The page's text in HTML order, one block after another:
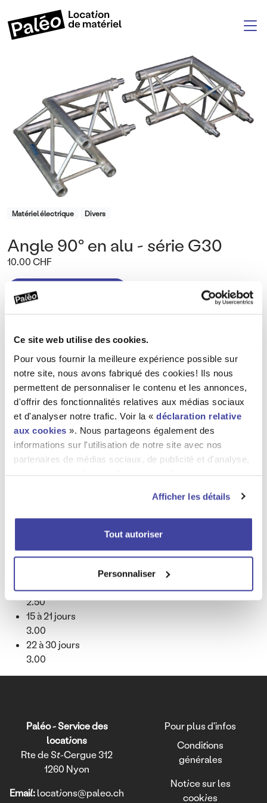
Ce site web utilise des cookies.
Pour vous fournir la meilleure expérience possible sur
notre site, nous avons fabriqué des cookies! Ils nous
permettent de personnaliser le contenu et les annonces,
d'offrir des fonctionnalités relatives aux médias sociaux
et d'analyser notre trafic. Voir la « déclaration relative
aux cookies ». Nous partageons également des
informations sur l'utilisation de notre site avec nos
partenaires de médias sociaux, de publicité et d'analyse,
collectées lors de votre utilisation de leurs services. Voir
la «déclaration relative à la protection des données».
Afficher les détails
Tout autoriser
Personnaliser
Product Category
Matériel électrique Divers
Titre
Angle 90° en alu - série G30
Prix
10.00 CHF
Variations
Angle: 2 directions 90°
Poids: 4 kg
Conditionnement
Stock disponible: 4 pièces
Commentaires
4 à 7 jours
8 à 14 jours
Coefficient Value
2.50
15 à 21 jours
Coefficient Value
3.00
22 à 30 jours
Coefficient Value
3.00
TextePaléo - Service des
locations
Rte de St-Cergue 312
1260 Nyon
Email: locations@paleo.ch
Pour plus d'infos
Conditions
générales
Notice sur les
cookies